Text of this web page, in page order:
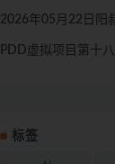
2026年05月22日阳
PDD虚拟项目第十
标签